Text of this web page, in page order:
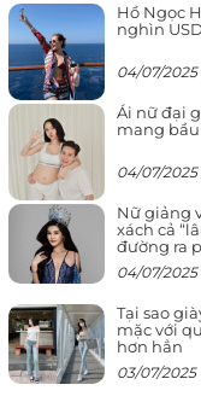
Hồ Ngọc
nghìn USD
04/07/2025
Ái nữ đại
mang
04/07/2025
Nữ giảng
xách cả
đường ra
04/07/2025
Tại sao
mặc với
hơn hẳn
03/07/2025